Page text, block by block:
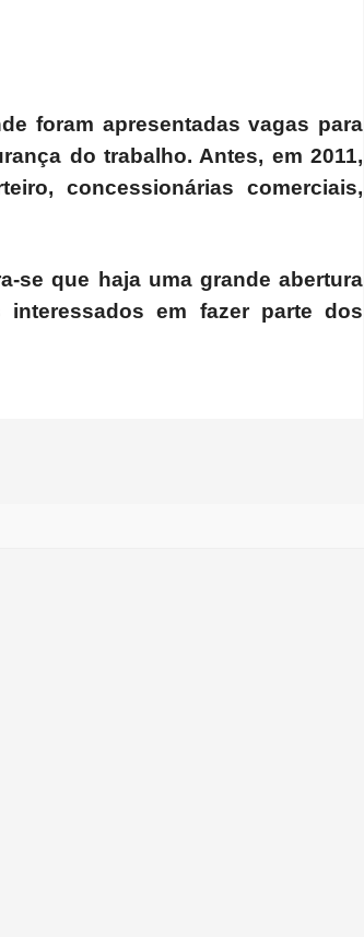
foram apresentadas vagas para
do trabalho. Antes, em 2011,
concessionárias comerciais,
se que haja uma grande abertura
em fazer parte dos